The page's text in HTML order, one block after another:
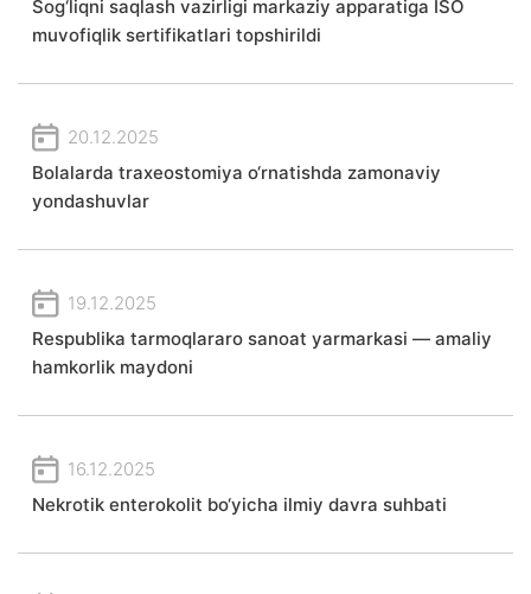
Sog‘liqni saqlash vazirligi markaziy apparatiga ISO
muvofiqlik sertifikatlari topshirildi
20.12.2025
Bolalarda traxeostomiya o‘rnatishda zamonaviy
yondashuvlar
19.12.2025
Respublika tarmoqlararo sanoat yarmarkasi — amaliy
hamkorlik maydoni
16.12.2025
Nekrotik enterokolit bo‘yicha ilmiy davra suhbati